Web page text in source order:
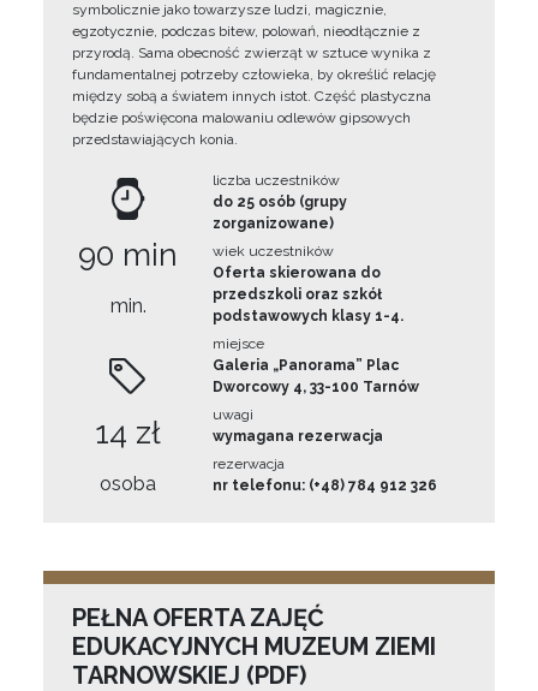
symbolicznie jako towarzysze ludzi, magicznie,
egzotycznie, podczas bitew, polowań, nieodłącznie z
przyrodą. Sama obecność zwierząt w sztuce wynika z
fundamentalnej potrzeby człowieka, by określić relację
między sobą a światem innych istot. Część plastyczna
będzie poświęcona malowaniu odlewów gipsowych
przedstawiających konia.
90 min
min.
14 zł
osoba
liczba uczestników
do 25 osób (grupy
zorganizowane)
wiek uczestników
Oferta skierowana do
przedszkoli oraz szkół
podstawowych klasy 1-4.
miejsce
Galeria „Panorama” Plac
Dworcowy 4, 33-100 Tarnów
uwagi
wymagana rezerwacja
rezerwacja
nr telefonu: (+48) 784 912 326
PEŁNA OFERTA ZAJĘĆ
EDUKACYJNYCH MUZEUM ZIEMI
TARNOWSKIEJ (PDF)